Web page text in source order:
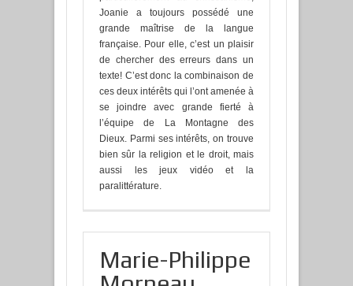
Joanie a toujours possédé une
grande maîtrise de la langue
française. Pour elle, c’est un plaisir
de chercher des erreurs dans un
texte! C’est donc la combinaison de
ces deux intérêts qui l’ont amenée à
se joindre avec grande fierté à
l’équipe de La Montagne des
Dieux. Parmi ses intérêts, on trouve
bien sûr la religion et le droit, mais
aussi les jeux vidéo et la
paralittérature.
Marie-Philippe